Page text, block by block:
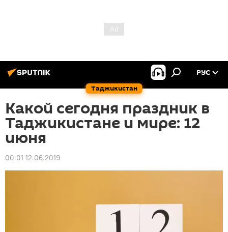
Таджикистан
РУС
Какой сегодня праздник в
Таджикистане и мире: 12
июня
00:01 12.06.2019